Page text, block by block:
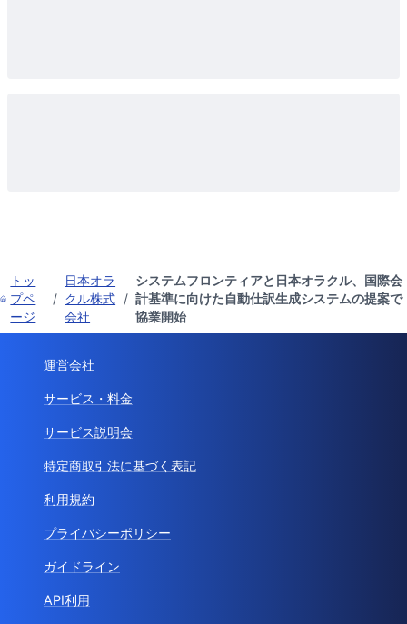
トッ
プペ
ージ
/
日本オラ
クル株式
会社
/
システムフロンティアと日本オラクル、国際会
計基準に向けた自動仕訳生成システムの提案で
協業開始
運営会社
サービス・料金
サービス説明会
特定商取引法に基づく表記
利用規約
プライバシーポリシー
ガイドライン
API利用